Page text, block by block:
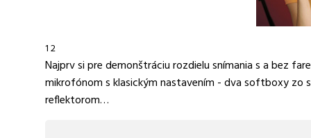
1 2
Najprv si pre demonštráciu rozdielu snímania s a bez
mikrofónom s klasickým nastavením - dva softboxy zo
reflektorom…